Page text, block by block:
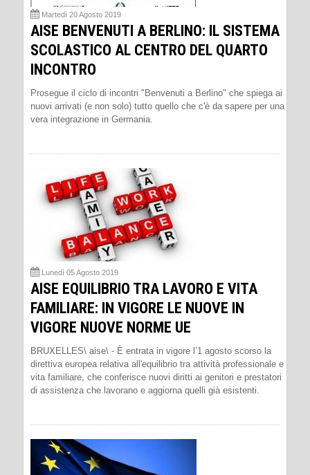
Martedì 20 Agosto 2019
AISE BENVENUTI A BERLINO: IL SISTEMA
SCOLASTICO AL CENTRO DEL QUARTO
INCONTRO
Prosegue il ciclo di incontri "Benvenuti a Berlino" che spiega ai
nuovi arrivati (e non solo) tutto quello che c'è da sapere per una
vera integrazione in Germania.
Lunedì 05 Agosto 2019
AISE EQUILIBRIO TRA LAVORO E VITA
FAMILIARE: IN VIGORE LE NUOVE IN
VIGORE NUOVE NORME UE
BRUXELLES\ aise\ - È entrata in vigore l’1 agosto scorso la
direttiva europea relativa all'equilibrio tra attività professionale e
vita familiare, che conferisce nuovi diritti ai genitori e prestatori
di assistenza che lavorano e aggiorna quelli già esistenti.